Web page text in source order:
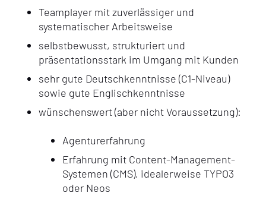
Teamplayer mit zuverlässiger und
systematischer Arbeitsweise
selbstbewusst, strukturiert und
präsentationsstark im Umgang mit Kunden
sehr gute Deutschkenntnisse (C1-Niveau)
sowie gute Englischkenntnisse
wünschenswert (aber nicht Voraussetzung):
Agenturerfahrung
Erfahrung mit Content-Management-
Systemen (CMS), idealerweise TYPO3
oder Neos